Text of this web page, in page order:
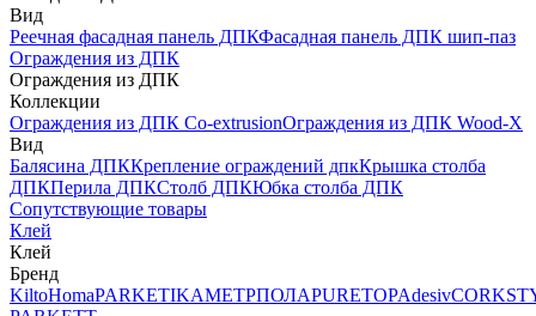
Вид
Реечная фасадная панель ДПКФасадная панель ДПК шип-паз
Ограждения из ДПК
Ограждения из ДПК
Коллекции
Ограждения из ДПК Co-extrusionОграждения из ДПК Wood-X
Вид
Балясина ДПККрепление ограждений дпкКрышка столба
ДПКПерила ДПКСтолб ДПКЮбка столба ДПК
Сопутствующие товары
Клей
Клей
Бренд
KiltoHomaPARKETIKAМЕТРПОЛАPURETOPAdesiv